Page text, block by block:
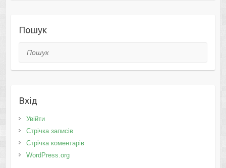
Пошук
Пошук
Вхід
Увійти
Стрічка записів
Стрічка коментарів
WordPress.org